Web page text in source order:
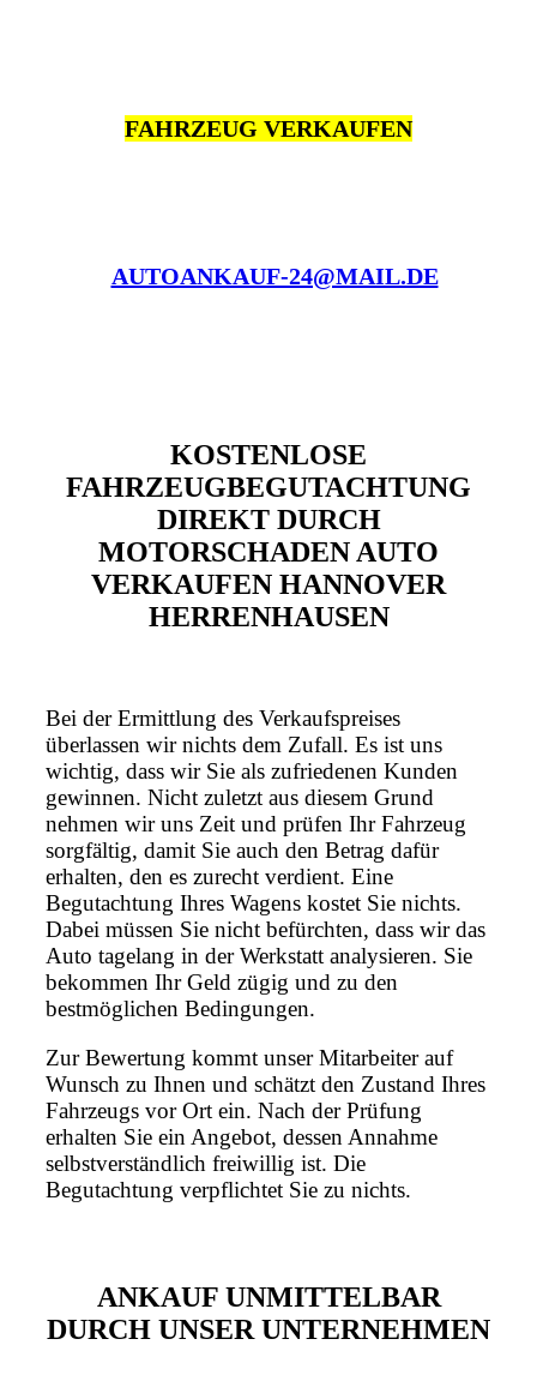
FAHRZEUG VERKAUFEN
AUTOANKAUF-24@MAIL.DE
KOSTENLOSE
FAHRZEUGBEGUTACHTUNG
DIREKT DURCH
MOTORSCHADEN AUTO
VERKAUFEN HANNOVER
HERRENHAUSEN
Bei der Ermittlung des Verkaufspreises
überlassen wir nichts dem Zufall. Es ist uns
wichtig, dass wir Sie als zufriedenen Kunden
gewinnen. Nicht zuletzt aus diesem Grund
nehmen wir uns Zeit und prüfen Ihr Fahrzeug
sorgfältig, damit Sie auch den Betrag dafür
erhalten, den es zurecht verdient. Eine
Begutachtung Ihres Wagens kostet Sie nichts.
Dabei müssen Sie nicht befürchten, dass wir das
Auto tagelang in der Werkstatt analysieren. Sie
bekommen Ihr Geld zügig und zu den
bestmöglichen Bedingungen.
Zur Bewertung kommt unser Mitarbeiter auf
Wunsch zu Ihnen und schätzt den Zustand Ihres
Fahrzeugs vor Ort ein. Nach der Prüfung
erhalten Sie ein Angebot, dessen Annahme
selbstverständlich freiwillig ist. Die
Begutachtung verpflichtet Sie zu nichts.
ANKAUF UNMITTELBAR
DURCH UNSER UNTERNEHMEN